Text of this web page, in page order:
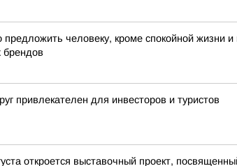
предложить человеку, кроме спокойной
брендов
привлекателен для инвесторов и туристов
откроется выставочный проект,